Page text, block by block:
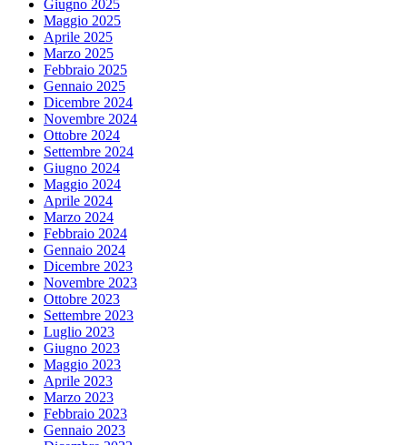
Giugno 2025
Maggio 2025
Aprile 2025
Marzo 2025
Febbraio 2025
Gennaio 2025
Dicembre 2024
Novembre 2024
Ottobre 2024
Settembre 2024
Giugno 2024
Maggio 2024
Aprile 2024
Marzo 2024
Febbraio 2024
Gennaio 2024
Dicembre 2023
Novembre 2023
Ottobre 2023
Settembre 2023
Luglio 2023
Giugno 2023
Maggio 2023
Aprile 2023
Marzo 2023
Febbraio 2023
Gennaio 2023